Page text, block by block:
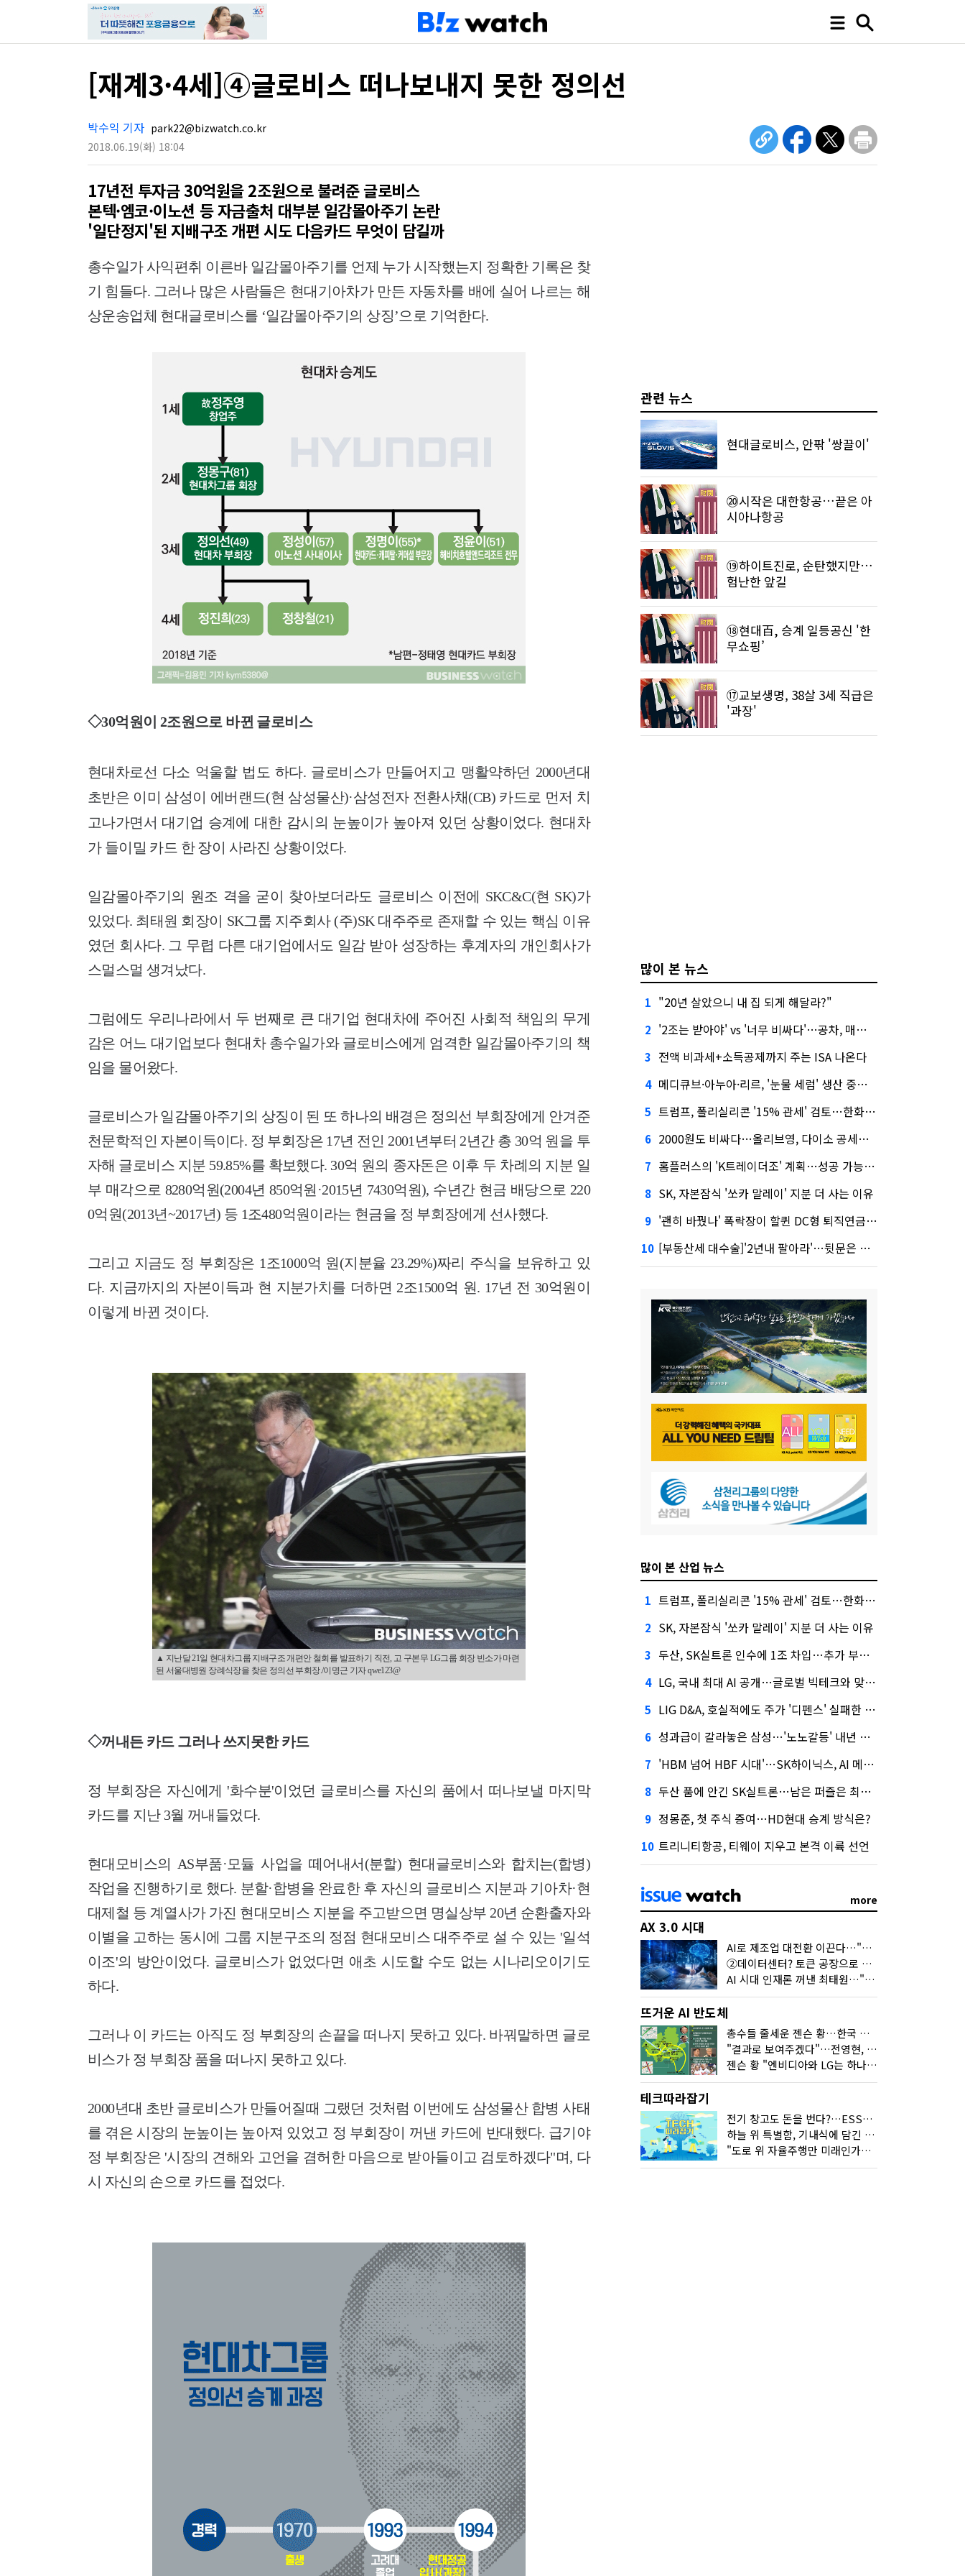
[재계3·4세]④글로비스 떠나보내지 못한 정의선
박수익 기자 park22@bizwatch.co.kr
2018.06.19(화) 18:04
17년전 투자금 30억원을 2조원으로 불려준 글로비스
본텍·엠코·이노션 등 자금출처 대부분 일감몰아주기 논란
'일단정지'된 지배구조 개편 시도 다음카드 무엇이 담길까
총수일가 사익편취 이른바 일감몰아주기를 언제 누가 시작했는지 정확한 기록은 찾
기 힘들다. 그러나 많은 사람들은 현대기아차가 만든 자동차를 배에 실어 나르는 해
상운송업체 현대글로비스를 ‘일감몰아주기의 상징’으로 기억한다.
◇30억원이 2조원으로 바뀐 글로비스
현대차로선 다소 억울할 법도 하다. 글로비스가 만들어지고 맹활약하던 2000년대
초반은 이미 삼성이 에버랜드(현 삼성물산)·삼성전자 전환사채(CB) 카드로 먼저 치
고나가면서 대기업 승계에 대한 감시의 눈높이가 높아져 있던 상황이었다. 현대차
가 들이밀 카드 한 장이 사라진 상황이었다.
일감몰아주기의 원조 격을 굳이 찾아보더라도 글로비스 이전에 SKC&C(현 SK)가
있었다. 최태원 회장이 SK그룹 지주회사 (주)SK 대주주로 존재할 수 있는 핵심 이유
였던 회사다. 그 무렵 다른 대기업에서도 일감 받아 성장하는 후계자의 개인회사가
스멀스멀 생겨났다.
그럼에도 우리나라에서 두 번째로 큰 대기업 현대차에 주어진 사회적 책임의 무게
감은 어느 대기업보다 현대차 총수일가와 글로비스에게 엄격한 일감몰아주기의 책
임을 물어왔다.
글로비스가 일감몰아주기의 상징이 된 또 하나의 배경은 정의선 부회장에게 안겨준
천문학적인 자본이득이다. 정 부회장은 17년 전인 2001년부터 2년간 총 30억 원을 투
자해 글로비스 지분 59.85%를 확보했다. 30억 원의 종자돈은 이후 두 차례의 지분 일
부 매각으로 8280억원(2004년 850억원·2015년 7430억원), 수년간 현금 배당으로 220
0억원(2013년~2017년) 등 1조480억원이라는 현금을 정 부회장에게 선사했다.
그리고 지금도 정 부회장은 1조1000억 원(지분율 23.29%)짜리 주식을 보유하고 있
다. 지금까지의 자본이득과 현 지분가치를 더하면 2조1500억 원. 17년 전 30억원이
이렇게 바뀐 것이다.
▲ 지난달 21일 현대차그룹 지배구조 개편안 철회를 발표하기 직전, 고 구본무 LG그룹 회장 빈소가 마련
된 서울대병원 장례식장을 찾은 정의선 부회장./이명근 기자 qwe123@
◇꺼내든 카드 그러나 쓰지못한 카드
정 부회장은 자신에게 '화수분'이었던 글로비스를 자신의 품에서 떠나보낼 마지막
카드를 지난 3월 꺼내들었다.
현대모비스의 AS부품·모듈 사업을 떼어내서(분할) 현대글로비스와 합치는(합병)
작업을 진행하기로 했다. 분할·합병을 완료한 후 자신의 글로비스 지분과 기아차·현
대제철 등 계열사가 가진 현대모비스 지분을 주고받으면 명실상부 20년 순환출자와
이별을 고하는 동시에 그룹 지분구조의 정점 현대모비스 대주주로 설 수 있는 '일석
이조'의 방안이었다. 글로비스가 없었다면 애초 시도할 수도 없는 시나리오이기도
하다.
그러나 이 카드는 아직도 정 부회장의 손끝을 떠나지 못하고 있다. 바꿔말하면 글로
비스가 정 부회장 품을 떠나지 못하고 있다.
2000년대 초반 글로비스가 만들어질때 그랬던 것처럼 이번에도 삼성물산 합병 사태
를 겪은 시장의 눈높이는 높아져 있었고 정 부회장이 꺼낸 카드에 반대했다. 급기야
정 부회장은 '시장의 견해와 고언을 겸허한 마음으로 받아들이고 검토하겠다"며, 다
시 자신의 손으로 카드를 접었다.
관련 뉴스
현대글로비스, 안팎 '쌍끌이'
⑳시작은 대한항공…끝은 아
시아나항공
⑲하이트진로, 순탄했지만…
험난한 앞길
⑱현대百, 승계 일등공신 '한
무쇼핑’
⑰교보생명, 38살 3세 직급은
'과장'
많이 본 뉴스
1 "20년 살았으니 내 집 되게 해달라?"
2 '2조는 받아야' vs '너무 비싸다'…공차, 매각 성공할까
3 전액 비과세+소득공제까지 주는 ISA 나온다
4 메디큐브·아누아·리르, '눈물 세럼' 생산 중단한다
5 트럼프, 폴리실리콘 '15% 관세' 검토…한화큐셀·OCI 영향은?
6 2000원도 비싸다…올리브영, 다이소 공세에 '가성비'로 맞불
7 홈플러스의 'K트레이더조' 계획…성공 가능성은 '글쎄'
8 SK, 자본잠식 '쏘카 말레이' 지분 더 사는 이유
9 '괜히 바꿨나' 폭락장이 할퀸 DC형 퇴직연금…전문가 조언은
10 [부동산세 대수술]'2년내 팔아라'…뒷문은 열었다
많이 본 산업 뉴스
1 트럼프, 폴리실리콘 '15% 관세' 검토…한화큐셀·OCI 영향은?
2 SK, 자본잠식 '쏘카 말레이' 지분 더 사는 이유
3 두산, SK실트론 인수에 1조 차입…추가 부담은?
4 LG, 국내 최대 AI 공개…글로벌 빅테크와 맞붙는다
5 LIG D&A, 호실적에도 주가 '디펜스' 실패한 이유
6 성과급이 갈라놓은 삼성…'노노갈등' 내년 교섭 판 흔들까
7 'HBM 넘어 HBF 시대'…SK하이닉스, AI 메모리 표준 선점 나섰다
8 두산 품에 안긴 SK실트론…남은 퍼즐은 최태원 지분 29.4%
9 정몽준, 첫 주식 증여…HD현대 승계 방식은?
10 트리니티항공, 티웨이 지우고 본격 이륙 선언
more
AX 3.0 시대
AI로 제조업 대전환 이끈다…"2030년까지 민관합동 20조 투자"
②데이터센터? 토큰 공장으로 변신
AI 시대 인재론 꺼낸 최태원…"협업이 경쟁력"
뜨거운 AI 반도체
총수들 줄세운 젠슨 황…한국 산업계 새판 짰다
"결과로 보여주겠다"…전영현, 젠슨 황과 HBM5 논의
젠슨 황 "엔비디아와 LG는 하나의 거대한 팀"
테크따라잡기
전기 창고도 돈을 번다?…ESS의 '두뇌' EMO가 뭐길래
하늘 위 특별함, 기내식에 담긴 기술의 세계
"도로 위 자율주행만 미래인가요"…진흙탕서 길 내는 HD현대 AI 기술